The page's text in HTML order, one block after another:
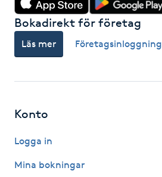
Hot Stone Massage
Hot yoga
Hudvård
Bokadirekt för företag
Läs mer Företagsinloggning
Konto
Logga in
Mina bokningar